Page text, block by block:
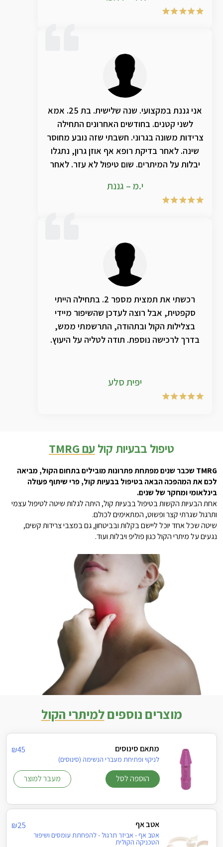
אני גננת במקצועי. שנה שלישית. בת 25. אמא
לשני קטנים. בחודשים האחרונים התחילה
צרידות משונה בגרוני. חשבתי שזה נובע מחוסר
שינה. לאחר בדיקת רופא אף אוזן גרון, נתגלו
יבלות על המיתרים. שום טיפול לא עזר. לאחר
שיפור אדיר במצב הצרידות. ממליצה בחום!!
י.מ – גננת
רכשתי את תמצית מספר 2. בתחילה הייתי
סקפטית, אבל רוצה לעדכן שהשיפור מיידי
בצלילות הקול ובתהודה, התרשמתי ממש,
בדרך לרכישה נוספת. תודה לטליה על היעוץ.
יפית סלע
טיפול בבעיות קול עם TMRG
TMRG שכבר שנים מפתחת פתרונות מובילים בתחום הקול, מביאה
לכם את המהפכה הבאה בטיפול בבעיות קול, פרי שיתוף פעולה
בינלאומי ומחקר של שנים.
אחת הבעיות הקשות בטיפול בבעיות קול, היתה לגלות שיטה לטיפול עצמי
ותרגול שגרתי קצר ופשוט, המתאימים לכולם.
שיטה שכל אחד יוכל ליישם בקלות ובביטחון, גם במצבי צרידות קשים,
נגעים על מיתרי הקול כגון פוליפ ויבלות ועוד.
מוצרים נוספיםלמיתרי הקול
מתאם סינוסים ₪45
לניקוי ופתיחת מעברי הנשימה (סינוסים)
מעבר למוצר הוספה לסל
אטב אף ₪25
אטב אף - אביזר תרגול - להפחתת עומסים ושיפור
הטכניקה הקולית